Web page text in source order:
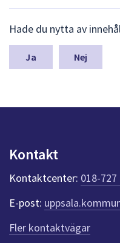
ä
m
a
n
k
t
e
r
f
ö
r
Hade du nytta av
Nej
Kontakt
Kontaktcenter: 018-727
E-post:
Fler kontaktvägar